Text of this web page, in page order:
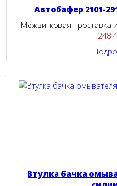
Автобафер 2101-
Межвитковая проставка
Втулка бачка